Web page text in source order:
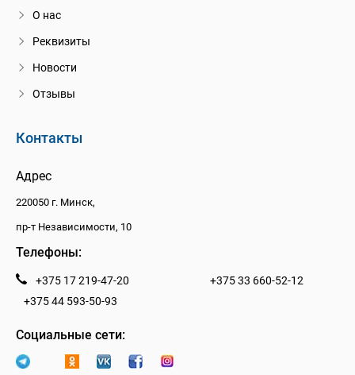
О нас
Реквизиты
Новости
Отзывы
Контакты
Адрес
220050 г. Минск,
пр-т Независимости, 10
Телефоны:
+375 17 219-47-20
+375 33 660-52-12
+375 44 593-50-93
Социальные сети: